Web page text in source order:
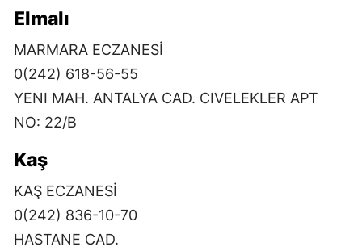
Elmalı
MARMARA ECZANESİ
0(242) 618-56-55
YENI MAH. ANTALYA CAD. CIVELEKLER APT
NO: 22/B
Kaş
KAŞ ECZANESİ
0(242) 836-10-70
HASTANE CAD.